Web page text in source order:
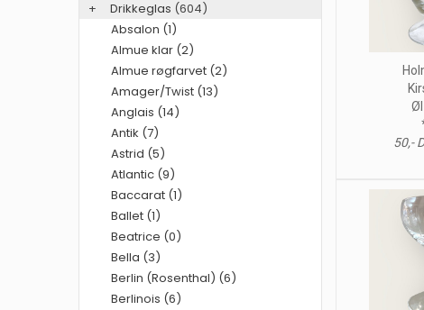
Øl
50,-
+ Drikkeglas (604)
Absalon (1)
Almue klar (2)
Almue røgfarvet (2)
Amager/Twist (13)
Anglais (14)
Antik (7)
Astrid (5)
Atlantic (9)
Baccarat (1)
Ballet (1)
Beatrice (0)
Bella (3)
Berlin (Rosenthal) (6)
Berlinois (6)